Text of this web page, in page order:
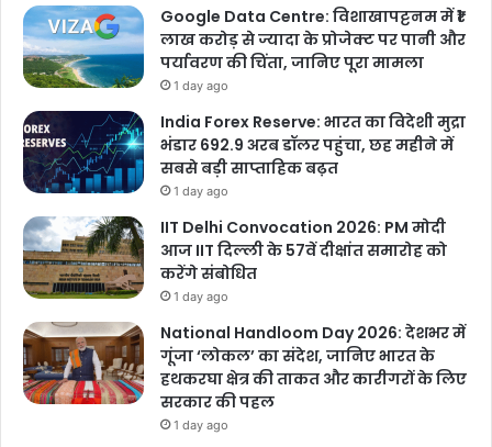
Google Data Centre: विशाखापट्टनम में ₹1
लाख करोड़ से ज्यादा के प्रोजेक्ट पर पानी और
पर्यावरण की चिंता, जानिए पूरा मामला
1 day ago
India Forex Reserve: भारत का विदेशी मुद्रा
भंडार 692.9 अरब डॉलर पहुंचा, छह महीने में
सबसे बड़ी साप्ताहिक बढ़त
1 day ago
IIT Delhi Convocation 2026: PM मोदी
आज IIT दिल्ली के 57वें दीक्षांत समारोह को
करेंगे संबोधित
1 day ago
National Handloom Day 2026: देशभर में
गूंजा ‘लोकल’ का संदेश, जानिए भारत के
हथकरघा क्षेत्र की ताकत और कारीगरों के लिए
सरकार की पहल
1 day ago